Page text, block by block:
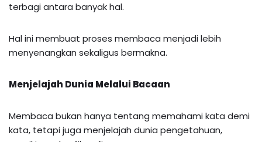
terbagi antara banyak hal.
Hal ini membuat proses membaca menjadi lebih
menyenangkan sekaligus bermakna.
Menjelajah Dunia Melalui Bacaan
Membaca bukan hanya tentang memahami kata demi
kata, tetapi juga menjelajah dunia pengetahuan,